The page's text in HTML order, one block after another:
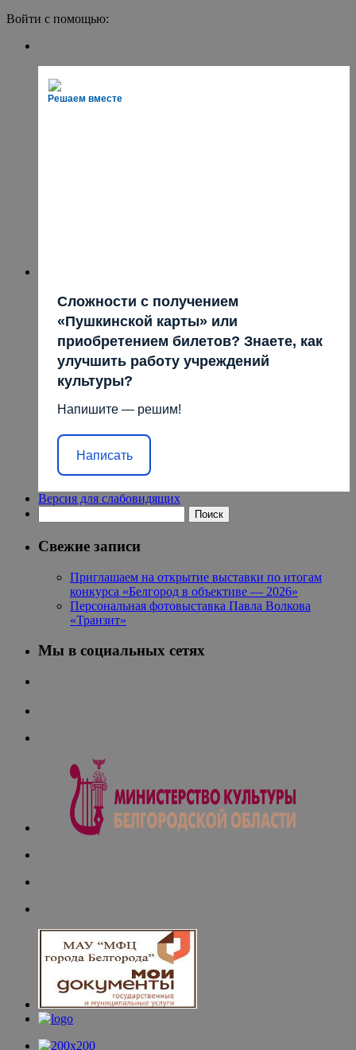
Войти с помощью:
Решаем вместе
Сложности с получением
«Пушкинской карты» или
приобретением билетов? Знаете, как
улучшить работу учреждений
культуры?
Напишите — решим!
Написать
Версия для слабовидящих
Свежие записи
Приглашаем на открытие выставки по итогам
конкурса «Белгород в объективе — 2026»
Персональная фотовыставка Павла Волкова
«Транзит»
Мы в социальных сетях